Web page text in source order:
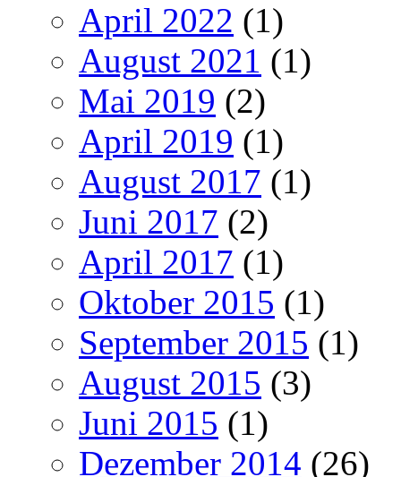
April 2022 (1)
August 2021 (1)
Mai 2019 (2)
April 2019 (1)
August 2017 (1)
Juni 2017 (2)
April 2017 (1)
Oktober 2015 (1)
September 2015 (1)
August 2015 (3)
Juni 2015 (1)
Dezember 2014 (26)